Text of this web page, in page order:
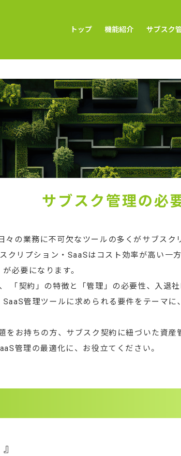
トップ 機能紹介 サブスク
サブスク管理の必
の業務に不可欠なツールの多くがサブスク
リプション・SaaSはコスト効率が高い一方
必要になります。
「契約」の特徴と「管理」の必要性、入退
管理ツールに求められる要件をテーマに
お持ちの方、サブスク契約に紐づいた資産
管理の最適化に、お役立てください。